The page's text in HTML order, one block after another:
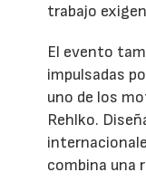
trabajo
El evento
impulsadas
uno de los
Rehlko.
combina una